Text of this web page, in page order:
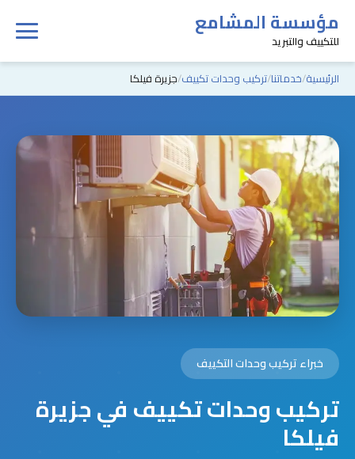
مؤسسة المشامع
للتكييف والتبريد
الرئيسية خدماتنا تركيب وحدات تكييف جزيرة فيلكا
خبراء تركيب وحدات التكييف
تركيب وحدات تكييف في جزيرة
فيلكا